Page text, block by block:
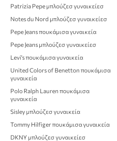
Patrizia Pepe μπλούζεσ γυναικείεσ
Notes du Nord μπλούζεσ γυναικείεσ
Pepe Jeans πουκάμισα γυναικεία
Pepe Jeans μπλούζεσ γυναικείεσ
Levi's πουκάμισα γυναικεία
United Colors of Benetton πουκάμισα
γυναικεία
Polo Ralph Lauren πουκάμισα
γυναικεία
Sisley μπλούζεσ γυναικεία
Tommy Hilfiger πουκάμισα γυναικεία
DKNY μπλούζεσ γυναικείεσ